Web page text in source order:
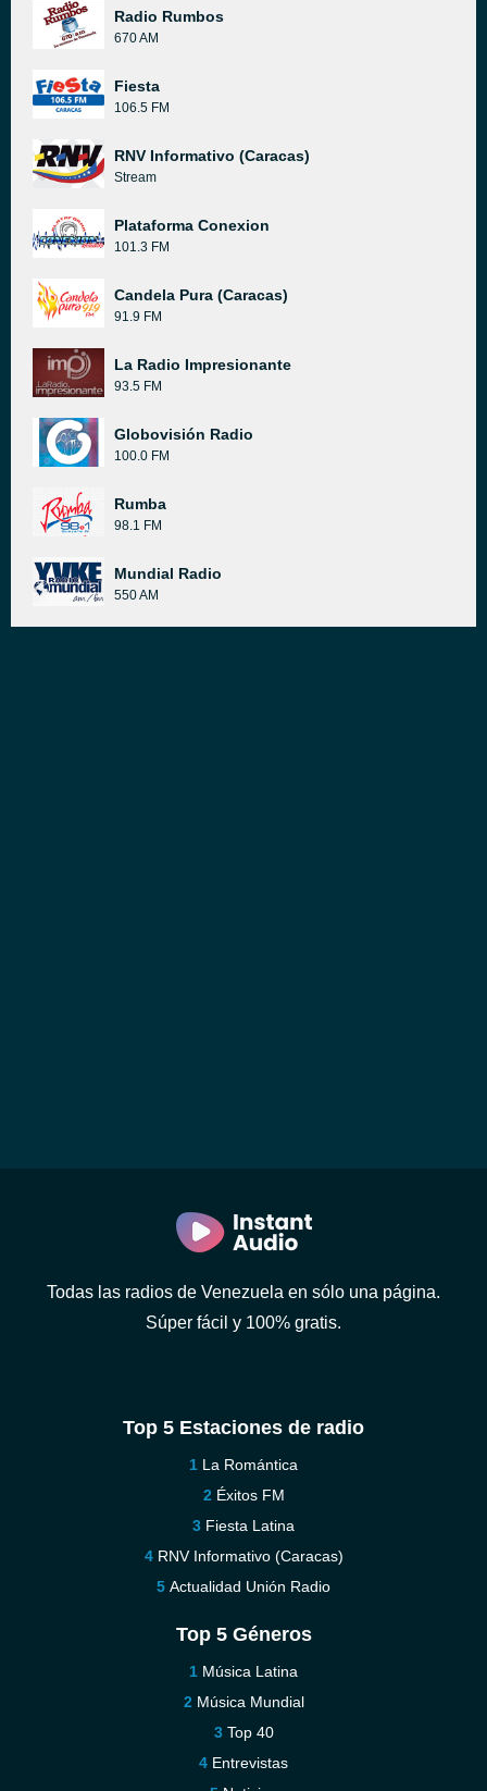
Radio Rumbos
670 AM
Fiesta
106.5 FM
RNV Informativo (Caracas)
Stream
Plataforma Conexion
101.3 FM
Candela Pura (Caracas)
91.9 FM
La Radio Impresionante
93.5 FM
Globovisión Radio
100.0 FM
Rumba
98.1 FM
Mundial Radio
550 AM
Todas las radios de Venezuela en sólo una página.
Súper fácil y 100% gratis.
Top 5 Estaciones de radio
La Romántica
Éxitos FM
Fiesta Latina
RNV Informativo (Caracas)
Actualidad Unión Radio
Top 5 Géneros
Música Latina
Música Mundial
Top 40
Entrevistas